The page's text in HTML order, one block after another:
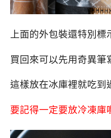
上面的外包裝還特別標
買回來可以先用奇異筆
這樣放在冰庫裡就吃到
要記得一定要放冷凍庫